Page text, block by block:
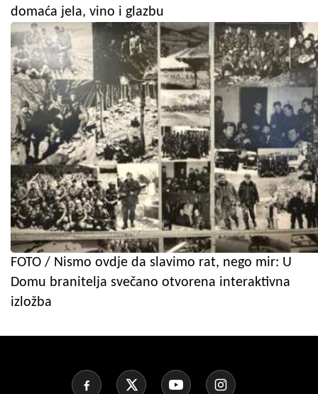
domaća jela, vino i glazbu
FOTO / Nismo ovdje da slavimo rat, nego mir: U
Domu branitelja svečano otvorena interaktivna
izložba